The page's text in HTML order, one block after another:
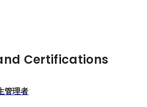
Certifications
管理者